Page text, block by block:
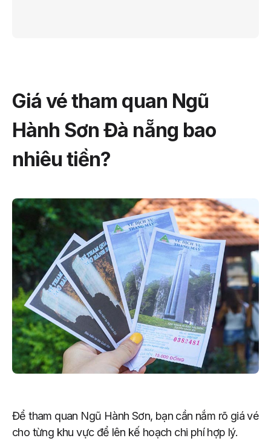
Giá vé tham quan Ngũ
Hành Sơn Đà nẵng bao
nhiêu tiền?
Để tham quan Ngũ Hành Sơn, bạn cần nắm rõ giá vé
cho từng khu vực để lên kế hoạch chi phí hợp lý.